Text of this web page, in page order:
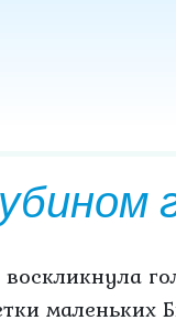
маленьких